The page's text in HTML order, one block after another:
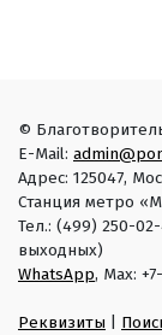
©
E-Mail:
Адрес: 125047,
Станция метро
Тел.: (499) 250-
выходных)
WhatsApp, Max:
Реквизиты